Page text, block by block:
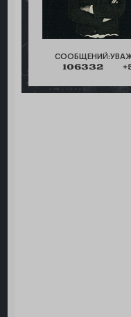
СООБЩЕНИЙ:
106332